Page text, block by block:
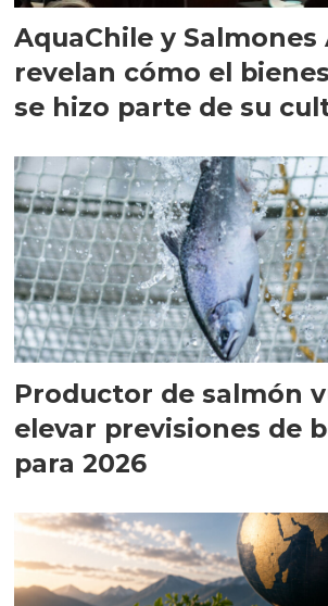
AquaChile y Salmones
revelan cómo el
se hizo parte de su
Productor de salmón
elevar previsiones de
para 2026